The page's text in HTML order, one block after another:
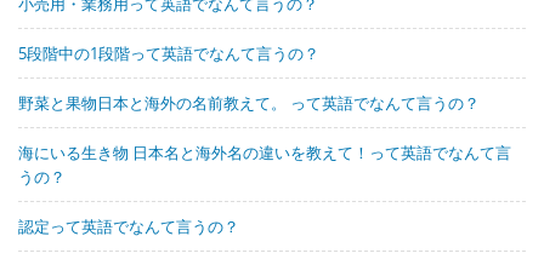
5段階中の1段階って英語でなんて言うの？
野菜と果物日本と海外の名前教えて。 って英語でなんて言うの？
海にいる生き物 日本名と海外名の違いを教えて！って英語でなんて言
うの？
認定って英語でなんて言うの？